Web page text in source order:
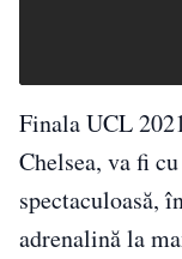
Finala UCL
Chelsea, va fi
spectaculoasă,
adrenalină la